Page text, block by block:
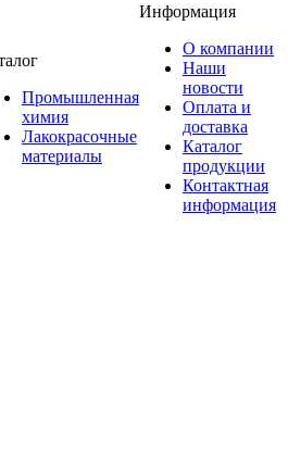
Промышленная
химия
Лакокрасочные
материалы
Информация
О компании
Наши
новости
Оплата и
доставка
Каталог
продукции
Контактная
информация